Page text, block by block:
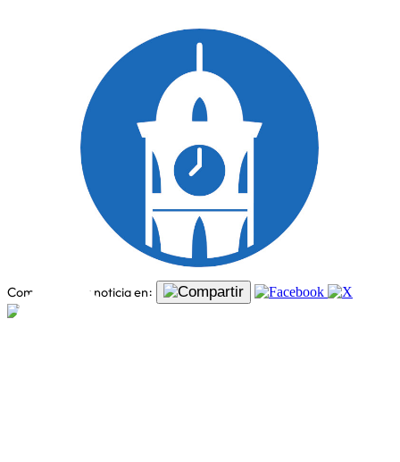
Comparte esta noticia en: